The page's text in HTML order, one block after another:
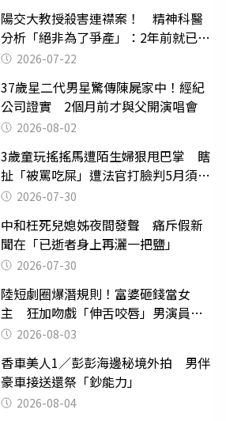
陽交大教授殺害連襟案！ 精神科醫
分析「絕非為了爭產」：2年前就已言
行詭異
2026-07-22
37歲星二代男星驚傳陳屍家中！經紀
公司證實 2個月前才與父開演唱會
2026-08-02
3歲童玩搖搖馬遭陌生婦狠甩巴掌 瞎
扯「被罵吃屎」遭法官打臉判5月須入
監 2026-07-30
中和枉死兒媳姊夜間發聲 痛斥假新
聞在「已逝者身上再灑一把鹽」
2026-07-30
陸短劇圈爆潛規則！富婆砸錢當女
主 狂加吻戲「伸舌咬唇」男演員崩
潰 2026-08-03
香車美人1／彭彭海邊秘境外拍 男伴
豪車接送還祭「鈔能力」
2026-08-04